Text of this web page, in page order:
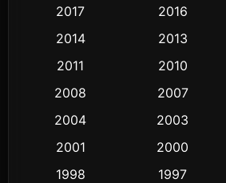
Comedy ตลก
Crime อาชญากรรม
Cult Film
2017
2016
2014
2013
2011
2010
2008
2007
2004
2003
2001
2000
1998
1997